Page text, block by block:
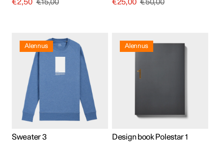
€2,50 €15,00
€25,00 €50,00
Alennus
Sweater 3
tuotteella
useampi
muunnelma.
tehdä
valinnat
tuotteen
sivulla.
Alennus
Design book Polestar 1